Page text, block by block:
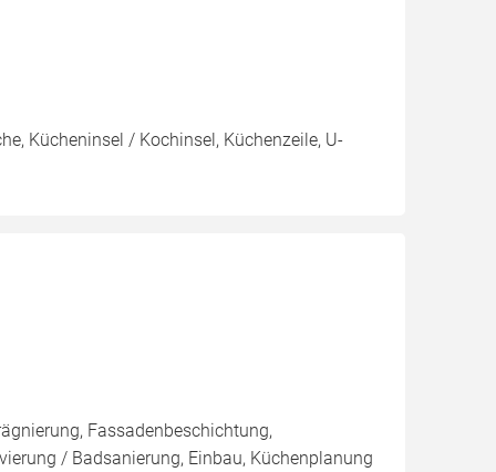
Kücheninsel / Kochinsel, Küchenzeile, U-
Fassadenbeschichtung,
/ Badsanierung, Einbau, Küchenplanung